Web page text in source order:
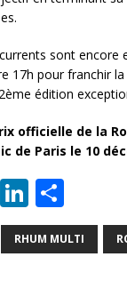
sont encore
17h pour franchir
édition
officielle de la
de Paris le 10
E Li
n
k
ar
ta
RHUM MULTI